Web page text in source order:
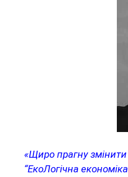
«Щиро прагну
“ЕкоЛогічна